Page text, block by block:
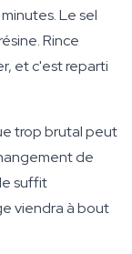
Le sel
Rince
et c'est reparti
trop brutal peut
de
suffit
viendra à bout